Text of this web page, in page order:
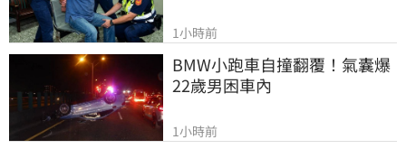
1小時前
BMW小跑車自撞翻覆！氣囊爆
22歲男困車內
1小時前